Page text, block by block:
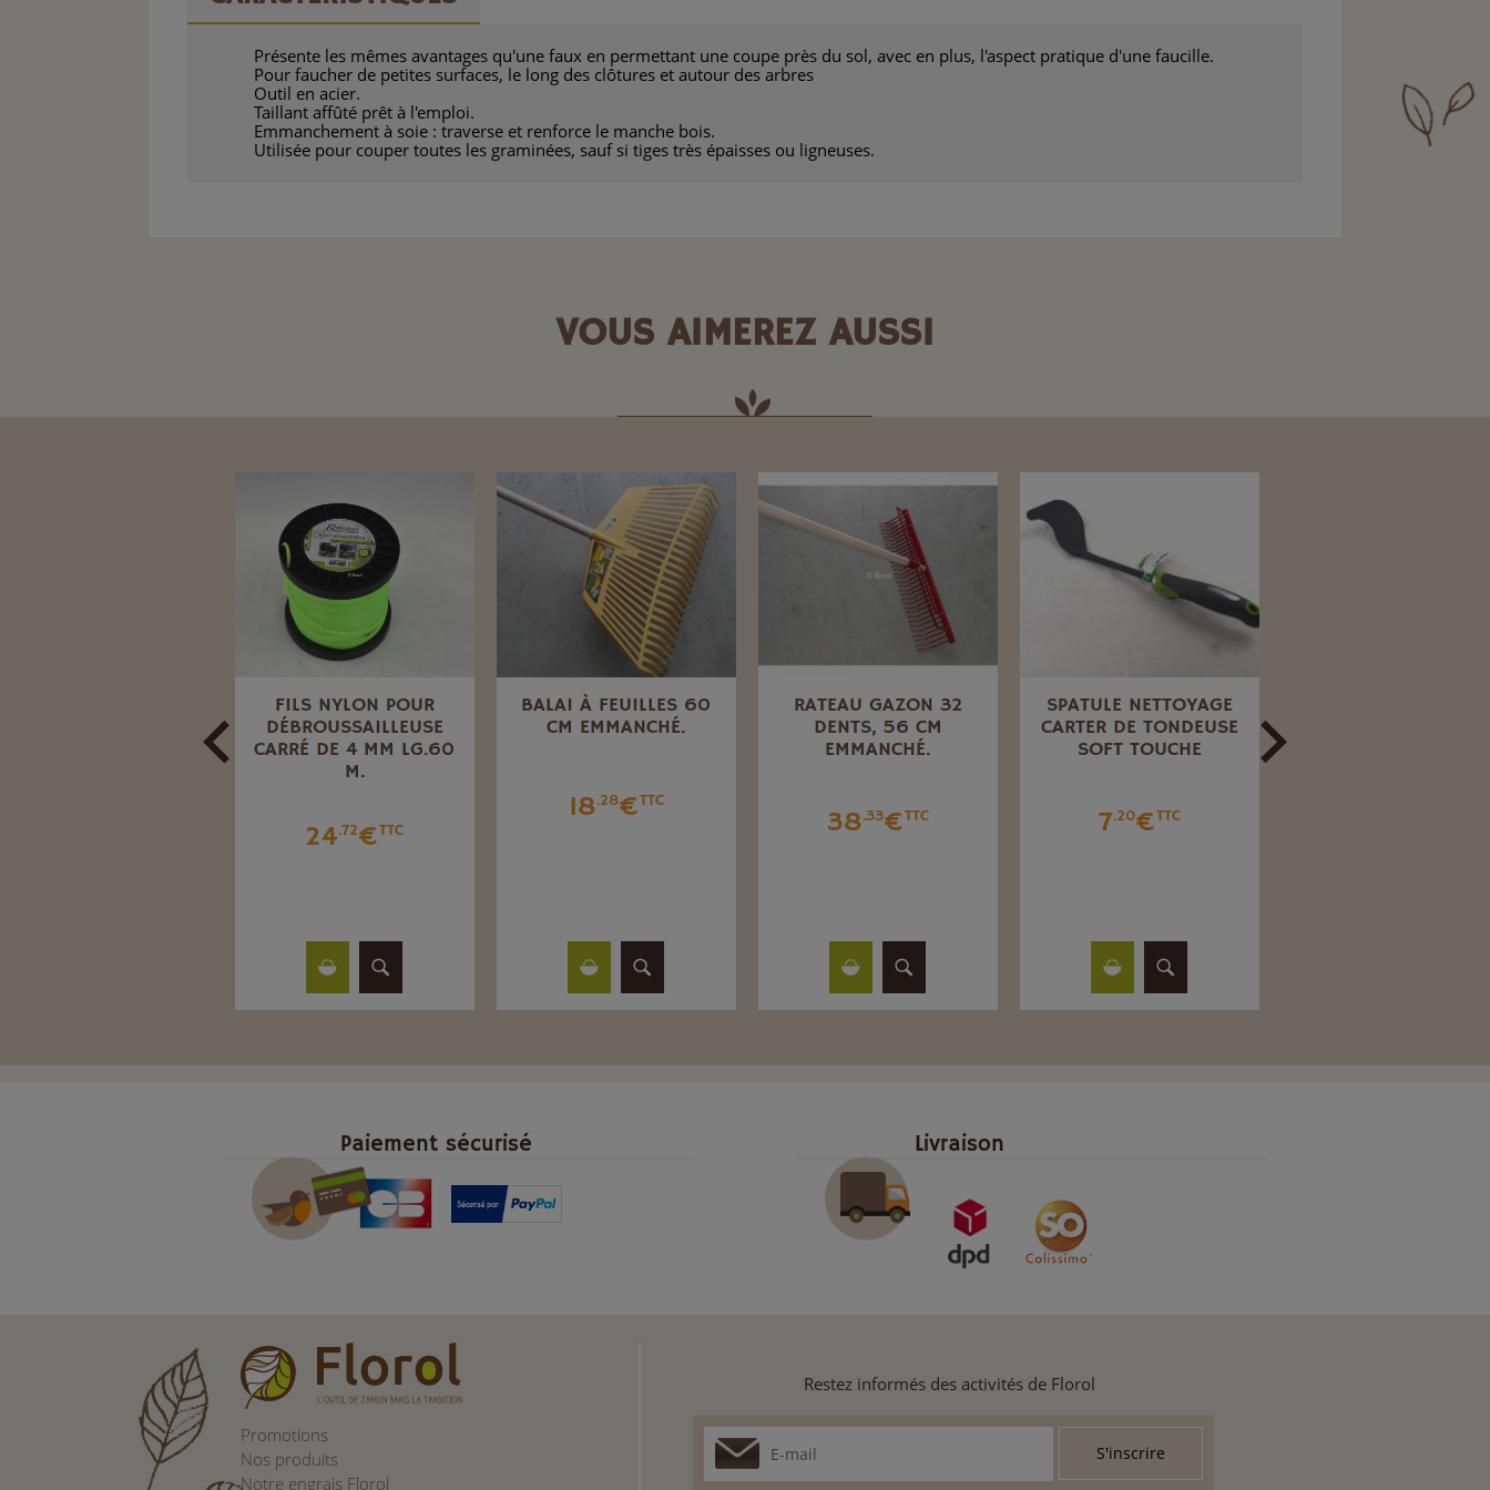
Présente les mêmes avantages qu'une faux en permettant une coupe près du sol, avec en plus, l'aspect pratique d'une faucille.
Pour faucher de petites surfaces, le long des clôtures et autour des arbres
Outil en acier.
Taillant affûté prêt à l'emploi.
Emmanchement à soie : traverse et renforce le manche bois.
Utilisée pour couper toutes les graminées, sauf si tiges très épaisses ou ligneuses.
VOUS AIMEREZ AUSSI
FILS NYLON POUR
DÉBROUSSAILLEUSE
CARRÉ DE 4 MM LG.60
M.
24.72€TTC
BALAI À FEUILLES 60
CM EMMANCHÉ.
18.28€TTC
RATEAU GAZON 32
DENTS, 56 CM
EMMANCHÉ.
38.33€TTC
SPATULE NETTOYAGE
CARTER DE TONDEUSE
SOFT TOUCHE
7.20€TTC
Paiement sécurisé Livraison
Promotions
Nos produits
Notre engrais Florol
Restez informés des activités de Florol